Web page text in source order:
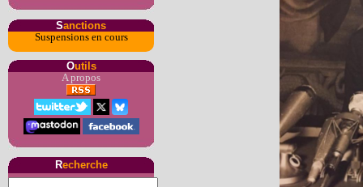
Sanctions
Suspensions en cours
Outils
A propos
Recherche